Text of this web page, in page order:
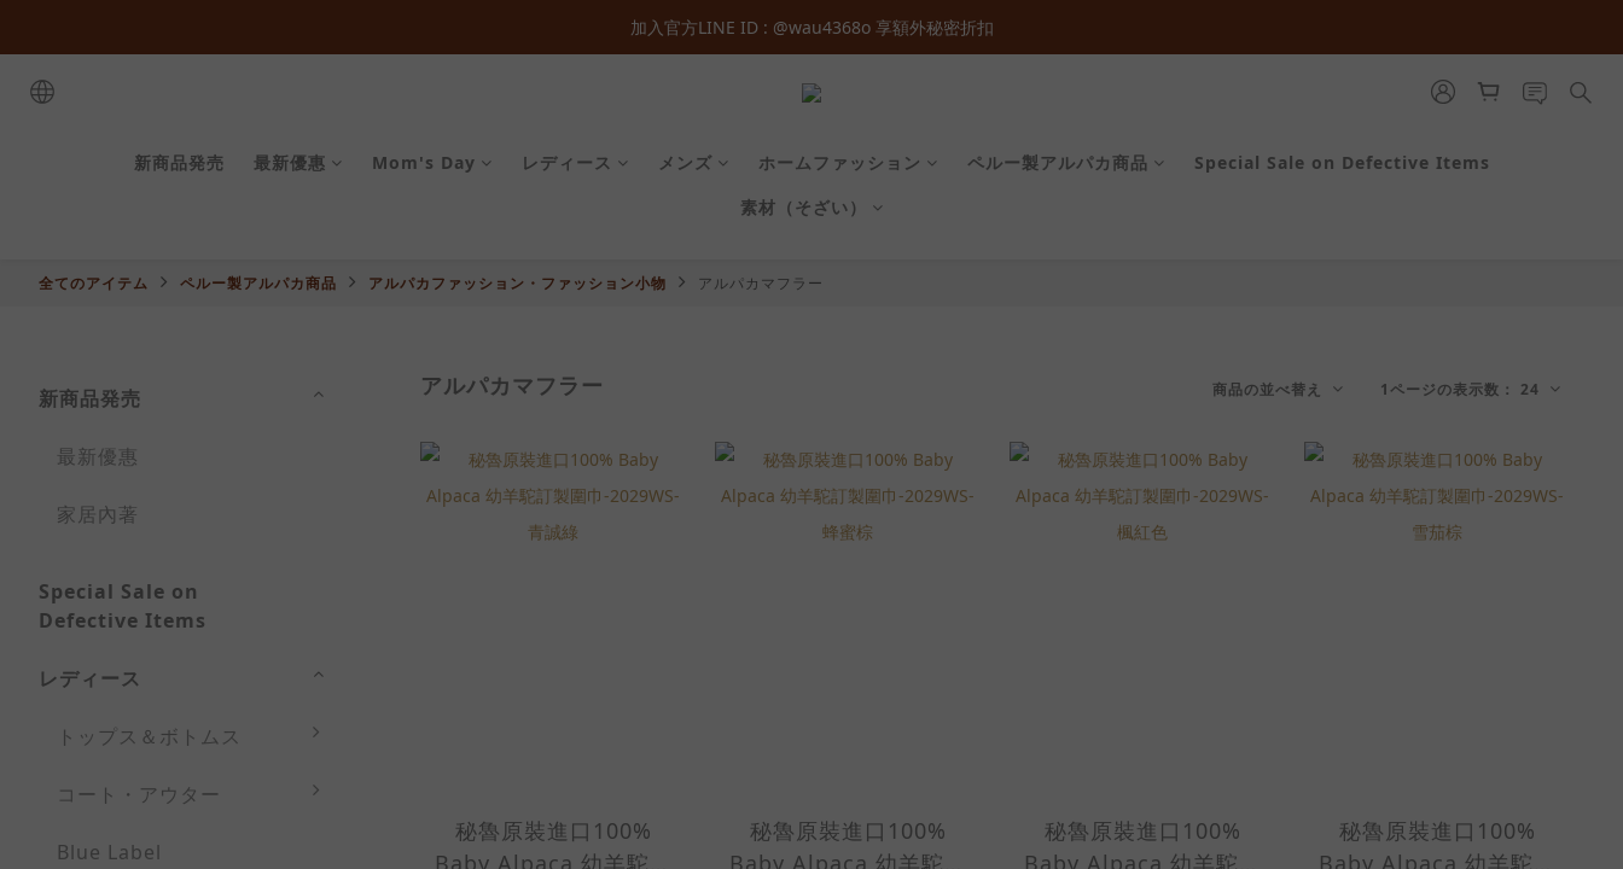
全館購物滿  ＄１８００  即享免運 ‧ 首次加入會員立即獲得  ＄１００  購物金 ‧ 累積會員等級最高享正價  ８  折起
加入官方LINE ID : @wau4368o 享額外秘密折扣
全館購物滿  ＄１８００  即享免運 ‧ 首次加入會員立即獲得  ＄１００  購物金 ‧ 累積會員等級最高享正價  ８  折起
新商品発売 最新優惠 Mom's Day レディース メンズ ホームファッション ペルー製アルパカ商品
Special Sale on Defective Items
素材（そざい）
全てのアイテム ペルー製アルパカ商品 アルパカファッション・ファッション小物 アルパカマフラー
新商品発売
最新優惠
家居內著
Special Sale on
Defective Items
レディース
トップス＆ボトムス
コート・アウター
Blue Label
アルパカマフラー 商品の並べ替え 1ページの表示数： 24
秘魯原裝進口100%
秘魯原裝進口100%
秘魯原裝進口100%
秘魯原裝進口100%